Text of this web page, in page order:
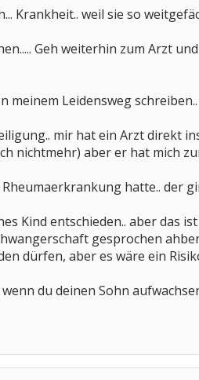
Krankheit.. weil sie so
Geh weiterhin zum Arzt
Leidensweg schreiben..
mir hat ein Arzt direkt
nichtmehr) aber er hat mich
hatte.. der
Kind entschieden.. aber das ist
gesprochen
dürfen, aber es wäre ein
du deinen Sohn